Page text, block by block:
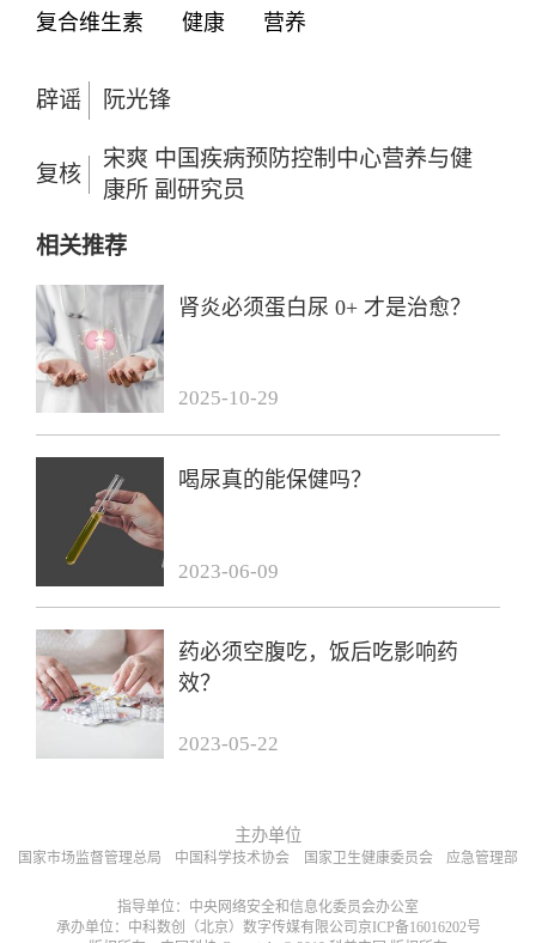
复合维生素 健康 营养
辟谣 阮光锋
复核
宋爽 中国疾病预防控制中心营养与健
康所 副研究员
相关推荐
肾炎必须蛋白尿 0+ 才是治愈？
2025-10-29
喝尿真的能保健吗？
2023-06-09
药必须空腹吃，饭后吃影响药
效？
2023-05-22
主办单位
国家市场监督管理总局 中国科学技术协会 国家卫生健康委员会 应急管理部
指导单位：中央网络安全和信息化委员会办公室
承办单位：中科数创（北京）数字传媒有限公司京ICP备16016202号